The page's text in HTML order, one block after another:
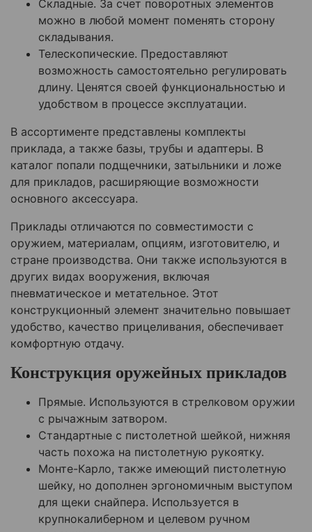
Складные. За счет поворотных элементов
можно в любой момент поменять сторону
складывания.
Телескопические. Предоставляют
возможность самостоятельно регулировать
длину. Ценятся своей функциональностью и
удобством в процессе эксплуатации.
В ассортименте представлены комплекты
приклада, а также базы, трубы и адаптеры. В
каталог попали подщечники, затыльники и ложе
для прикладов, расширяющие возможности
основного аксессуара.
Приклады отличаются по совместимости с
оружием, материалам, опциям, изготовителю, и
стране производства. Они также используются в
других видах вооружения, включая
пневматическое и метательное. Этот
конструкционный элемент значительно повышает
удобство, качество прицеливания, обеспечивает
комфортную отдачу.
Конструкция оружейных прикладов
Прямые. Используются в стрелковом оружии
с рычажным затвором.
Стандартные с пистолетной шейкой, нижняя
часть похожа на пистолетную рукоятку.
Монте-Карло, также имеющий пистолетную
шейку, но дополнен эргономичным выступом
для щеки снайпера. Используется в
крупнокалиберном и целевом ручном